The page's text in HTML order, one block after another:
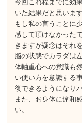
今回これ程までに効
いた結果だと思います
もし私の言うことに
感して頂けなかった
きますが疑念はそれ
脳の状態でカラダは
体軸重心への意識も
い使い方を意識する
復できるようになり
また、お身体に違和
い。